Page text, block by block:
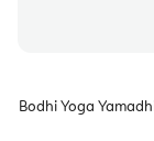
Bodhi Yoga